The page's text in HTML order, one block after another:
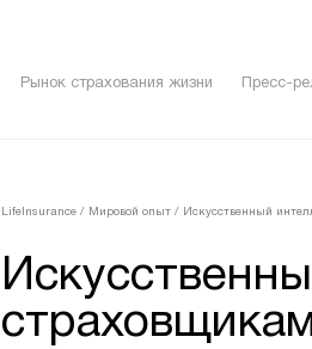
Рынок страхования жизни Пресс-
LifeInsurance / Мировой опыт / Искусственный